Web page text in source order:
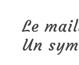
Le
Un